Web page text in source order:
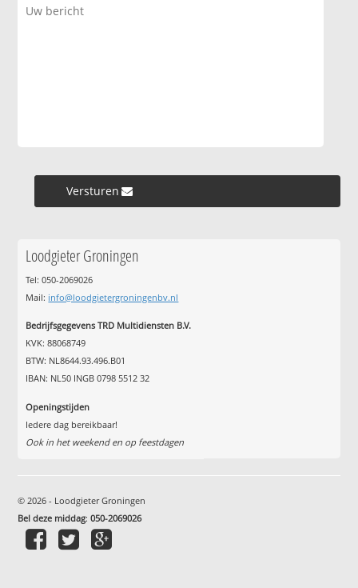
Versturen »
Loodgieter Groningen
Tel: 050-2069026
Mail: info@loodgietergroningenbv.nl
Bedrijfsgegevens TRD Multidiensten B.V.
KVK: 88068749
BTW: NL8644.93.496.B01
IBAN: NL50 INGB 0798 5512 32
Openingstijden
Iedere dag bereikbaar!
Ook in het weekend en op feestdagen
© 2026 - Loodgieter Groningen
Bel deze middag:050-2069026